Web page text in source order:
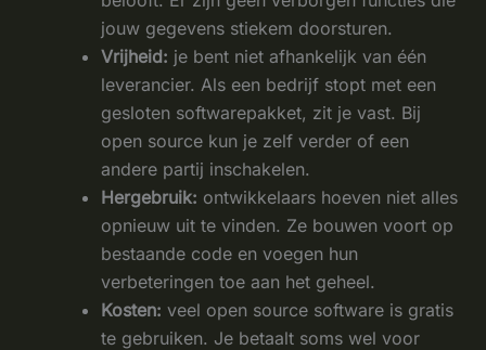
jouw gegevens stiekem doorsturen.
Vrijheid: je bent niet afhankelijk van één
leverancier. Als een bedrijf stopt met een
gesloten softwarepakket, zit je vast. Bij
open source kun je zelf verder of een
andere partij inschakelen.
Hergebruik: ontwikkelaars hoeven niet alles
opnieuw uit te vinden. Ze bouwen voort op
bestaande code en voegen hun
verbeteringen toe aan het geheel.
Kosten: veel open source software is gratis
te gebruiken. Je betaalt soms wel voor